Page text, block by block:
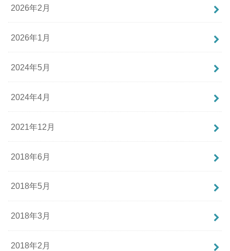
2026年2月
2026年1月
2024年5月
2024年4月
2021年12月
2018年6月
2018年5月
2018年3月
2018年2月